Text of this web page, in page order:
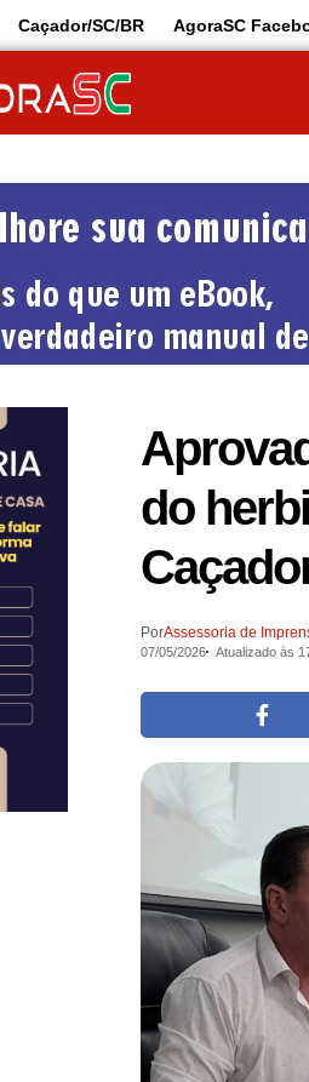
Caçador/SC/BR AgoraSC
do
PorAssessoria de
07/05/2026 Atualizado às